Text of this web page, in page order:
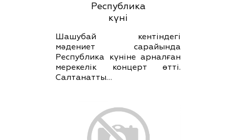
Республика
күні
Шашубай кентіндегі
мәдениет сарайында
Республика күніне арналған
мерекелік концерт өтті.
Салтанатты…